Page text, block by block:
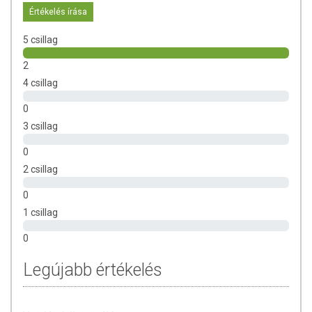
az A-vitamin elővitaminja, az A-vitaminról pedig
köztudott, hogy hozzájárul a normál látás
hozzájárulhat az immunrendszer normál
különösen hasznos a fejlődő szervezet számára.
búzacsírát, és az összes többi csírát már évezredek
magnéziumot, kalciumot, káliumot, foszfort, klórt,
vegyületekkel eznzimekkel, és jelentős a klorofill
15 ml étkezés előtt. Közvetlenül lenyelhető, vagy hígítható
vízzel vagy gyümölcslével. Használat előtt felrázandó.A napi
Értékelés írása
5 csillag
2
4 csillag
0
3 csillag
0
2 csillag
0
1 csillag
0
Legújabb értékelés